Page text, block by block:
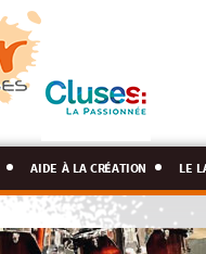
aide à la création le